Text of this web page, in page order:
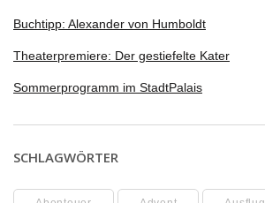
Buchtipp: Alexander von Humboldt
Theaterpremiere: Der gestiefelte Kater
Sommerprogramm im StadtPalais
SCHLAGWÖRTER